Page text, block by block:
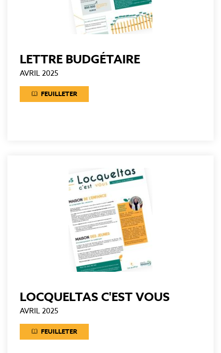
LETTRE BUDGÉTAIRE
AVRIL 2025
FEUILLETER
LOCQUELTAS C'EST VOUS
AVRIL 2025
FEUILLETER